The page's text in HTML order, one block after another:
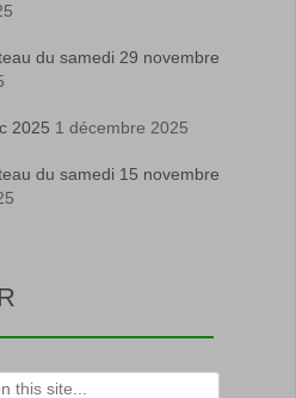
du samedi 29 novembre
2025 1 décembre 2025
du samedi 15 novembre